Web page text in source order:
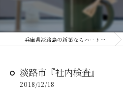
兵庫県淡路島の新築ならハートフルライフ
淡路市『社内検査』
2018/12/18